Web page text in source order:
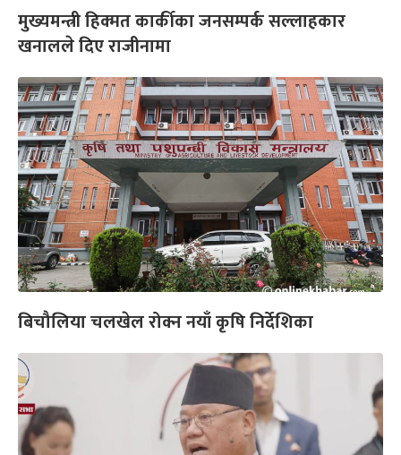
मुख्यमन्त्री हिक्मत कार्कीका जनसम्पर्क सल्लाहकार
खनालले दिए राजीनामा
बिचौलिया चलखेल रोक्न नयाँ कृषि निर्देशिका